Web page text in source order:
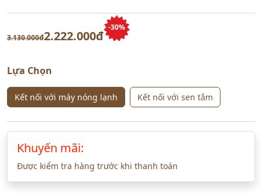
Lựa Chọn
Kết nối với máy nóng lạnh Kết nối với sen tắm
3.130.000đ2.222.000đ
-30%
Khuyến mãi:
Được kiểm tra hàng trước khi thanh toán